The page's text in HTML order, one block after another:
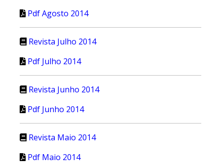
Pdf Agosto 2014
Revista Julho 2014
Pdf Julho 2014
Revista Junho 2014
Pdf Junho 2014
Revista Maio 2014
Pdf Maio 2014